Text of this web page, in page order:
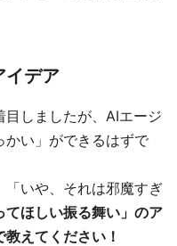
イデア
しましたが、AIエージ
かい」ができるはずで
「いや、それは邪魔すぎ
てほしい振る舞い」のア
えてください！